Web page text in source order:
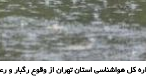
کل هواشناسی استان تهران از وقوع رگبار